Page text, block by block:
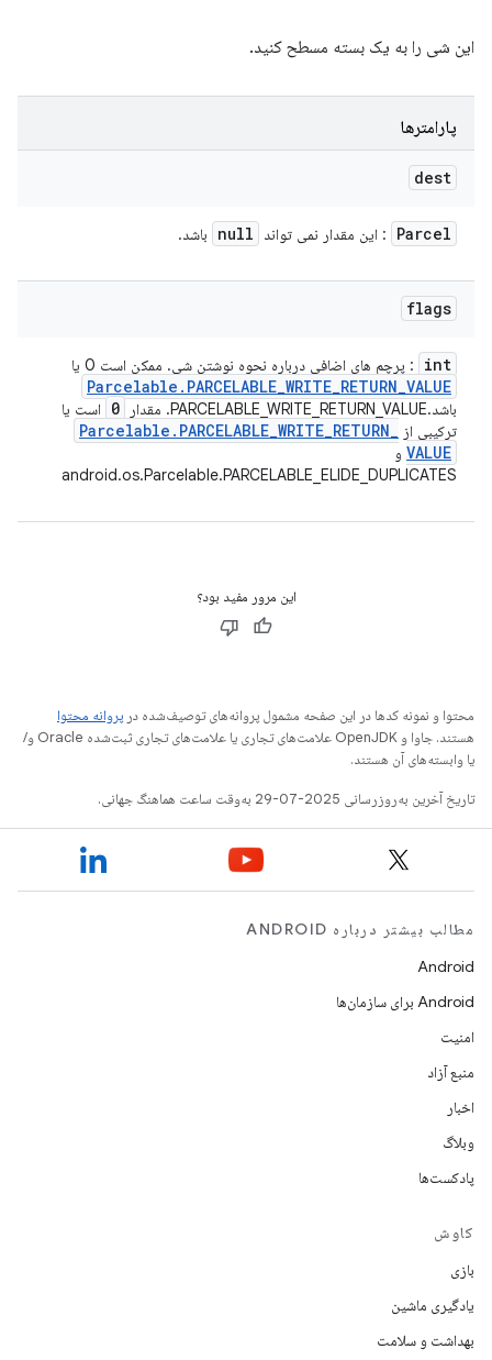
این شی را به یک بسته مسطح کنید.
پارامترها
dest
Parcel : این مقدار نمی تواند null باشد.
flags
int : پرچم های اضافی درباره نحوه نوشتن شی. ممکن است 0 یا
Parcelable . PARCELABLE_WRITE_RETURN_VALUE
باشد.PARCELABLE_WRITE_RETURN_VALUE. مقدار 0
است یا
ترکیبی از
Parcelable . PARCELABLE_WRITE_RETURN_
VALUE و
android.os.Parcelable.PARCELABLE_ELIDE_DUPLICATES
این مرور مفید بود؟
محتوا و نمونه کدها در این صفحه مشمول پروانه‌های توصیف‌شده در پروانه محتوا
هستند. جاوا و OpenJDK علامت‌های تجاری یا علامت‌های تجاری ثبت‌شده Oracle و/
یا وابسته‌های آن هستند.
تاریخ آخرین به‌روزرسانی 2025-07-29 به‌وقت ساعت هماهنگ جهانی.
مطالب بیشتر درباره ANDROID
Android
Android برای سازمان‌ها
امنیت
منبع آزاد
اخبار
وبلاگ
پادکست‌ها
کاوش
بازی
یادگیری ماشین
بهداشت و سلامت